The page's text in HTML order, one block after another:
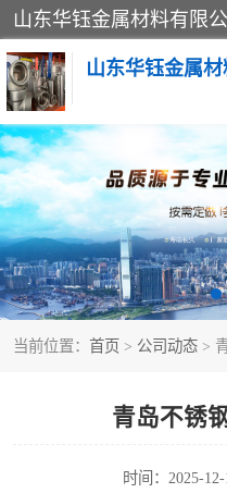
山东华钰金属
当前位置： 首页 > 公司动态 >
青岛不锈
时间：2025-12-
不锈钢管
管件标准件
不锈钢人孔
不锈钢角钢